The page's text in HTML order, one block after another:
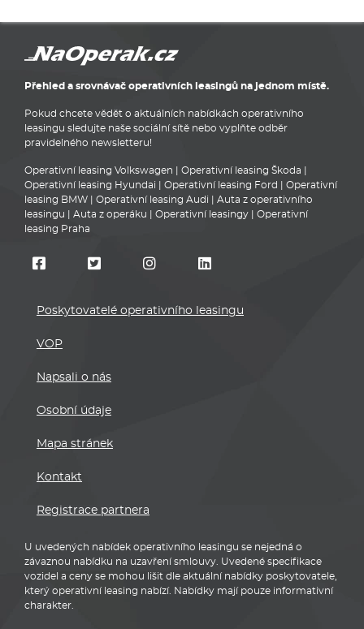
Přehled a srovnávač operativních leasingů na jednom místě.
Pokud chcete vědět o aktuálních nabídkách operativního
leasingu sledujte naše sociální sítě nebo vyplňte odběr
pravidelného newsletteru!
Operativní leasing Volkswagen Operativní leasing Škoda
Operativní leasing Hyundai
Operativní leasing Ford
Operativní
leasing BMW
Operativní leasing Audi
Auta z operativního
leasingu
Auta z operáku Operativní leasingy
Operativní
leasing Praha
Poskytovatelé operativního leasingu
VOP
Napsali o nás
Osobní údaje
Mapa stránek
Kontakt
Registrace partnera
U uvedených nabídek operativního leasingu se nejedná o
závaznou nabídku na uzavření smlouvy. Uvedené specifikace
vozidel a ceny se mohou lišit dle aktuální nabídky poskytovatele,
který operativní leasing nabízí. Nabídky mají pouze informativní
charakter.